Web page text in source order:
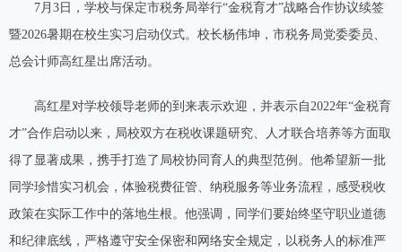
7月3日，学校与保定市税务局举行“金税育才”战略合作协议续签
暨2026暑期在校生实习启动仪式。校长杨伟坤，市税务局党委委员、
总会计师高红星出席活动。
高红星对学校领导老师的到来表示欢迎，并表示自2022年“金税育
才”合作启动以来，局校双方在税收课题研究、人才联合培养等方面取
得了显著成果，携手打造了局校协同育人的典型范例。他希望新一批
同学珍惜实习机会，体验税费征管、纳税服务等业务流程，感受税收
政策在实际工作中的落地生根。他强调，同学们要始终坚守职业道德
和纪律底线，严格遵守安全保密和网络安全规定，以税务人的标准严